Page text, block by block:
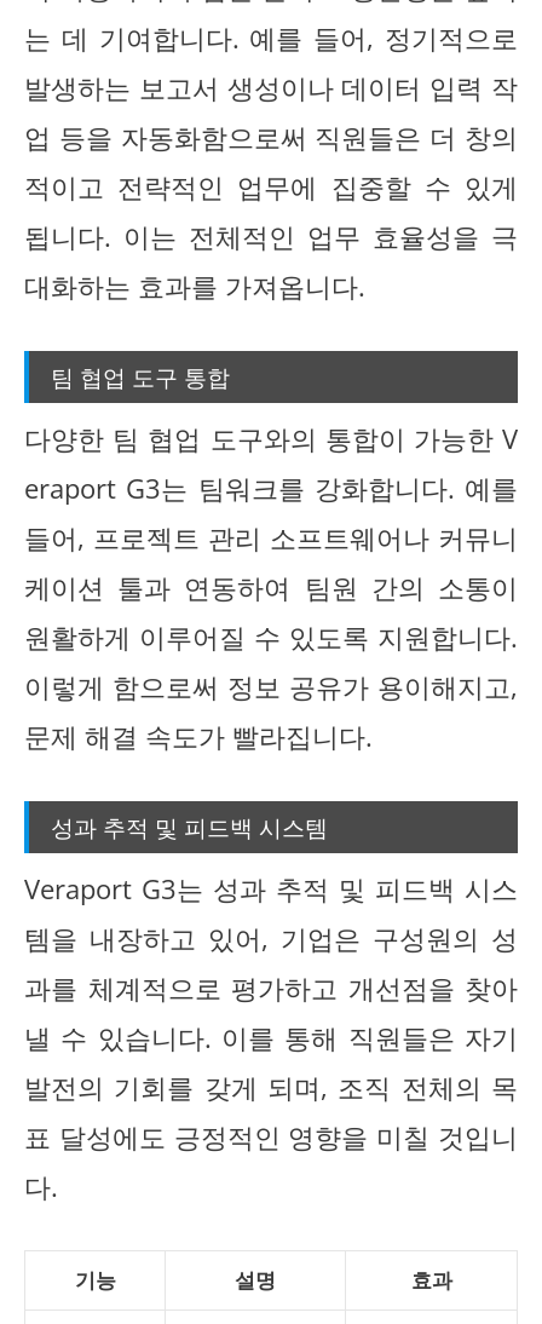
는 데 기여합니다. 예를 들어, 정기적으로
발생하는 보고서 생성이나 데이터 입력 작
업 등을 자동화함으로써 직원들은 더 창의
적이고 전략적인 업무에 집중할 수 있게
됩니다. 이는 전체적인 업무 효율성을 극
대화하는 효과를 가져옵니다.
팀 협업 도구 통합
다양한 팀 협업 도구와의 통합이 가능한 V
eraport G3는 팀워크를 강화합니다. 예를
들어, 프로젝트 관리 소프트웨어나 커뮤니
케이션 툴과 연동하여 팀원 간의 소통이
원활하게 이루어질 수 있도록 지원합니다.
이렇게 함으로써 정보 공유가 용이해지고,
문제 해결 속도가 빨라집니다.
성과 추적 및 피드백 시스템
Veraport G3는 성과 추적 및 피드백 시스
템을 내장하고 있어, 기업은 구성원의 성
과를 체계적으로 평가하고 개선점을 찾아
낼 수 있습니다. 이를 통해 직원들은 자기
발전의 기회를 갖게 되며, 조직 전체의 목
표 달성에도 긍정적인 영향을 미칠 것입니
다.
기능 설명 효과